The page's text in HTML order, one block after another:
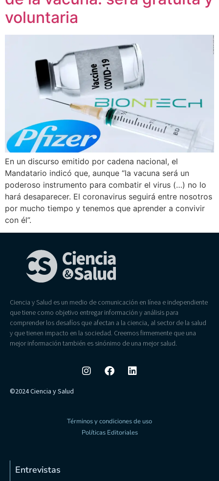
voluntaria
En un discurso emitido por cadena nacional, el
Mandatario indicó que, aunque “la vacuna será un
poderoso instrumento para combatir el virus (…) no lo
hará desaparecer. El coronavirus seguirá entre nosotros
por mucho tiempo y tenemos que aprender a convivir
con él”.
Ciencia y Salud es un medio de comunicación en línea e independiente
que tiene como objetivo entregar información y análisis para
comprender los desafíos que afectan a la ciencia, al sector de la salud
y que tienen impacto en la sociedad. Creemos firmemente que una
mejor información también es sinónimo de una mejor salud.
©2024 Ciencia y Salud
Términos y condiciones de uso
Políticas Editoriales
Entrevistas